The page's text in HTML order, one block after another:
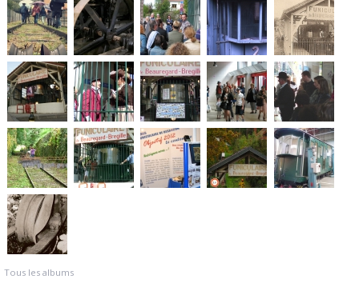
Tous les albums